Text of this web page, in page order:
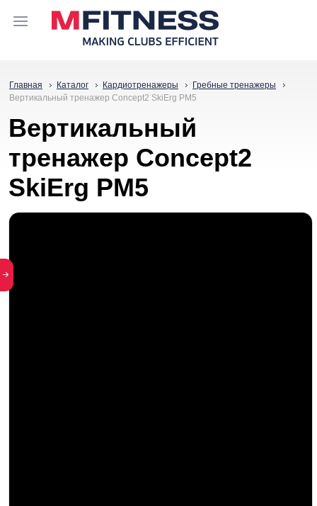
Главная Каталог Кардиотренажеры
Гребные тренажеры
Вертикальный тренажер Concept2 SkiErg PM5
Вертикальный
тренажер Concept2
SkiErg PM5